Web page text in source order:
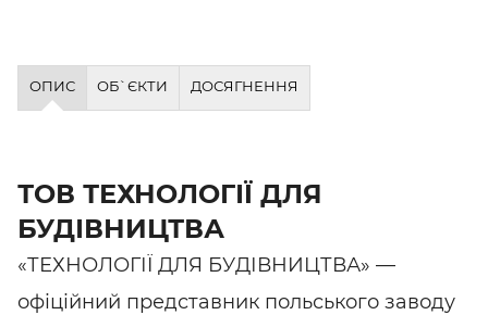
ОПИС ОБ`ЄКТИ ДОСЯГНЕННЯ
ТОВ ТЕХНОЛОГІЇ ДЛЯ
БУДІВНИЦТВА
«ТЕХНОЛОГІЇ ДЛЯ БУДІВНИЦТВА» —
офіційний представник польського заводу